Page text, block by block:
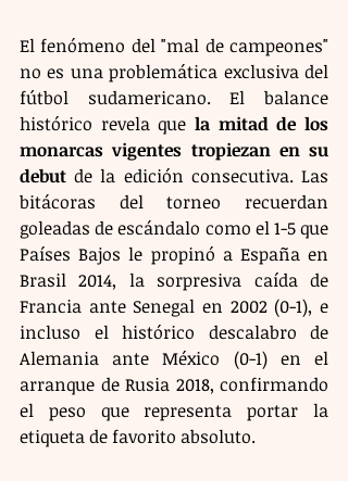
El fenómeno del "mal de campeones"
no es una problemática exclusiva del
fútbol sudamericano. El balance
histórico revela que la mitad de los
monarcas vigentes tropiezan en su
debut de la edición consecutiva. Las
bitácoras del torneo recuerdan
goleadas de escándalo como el 1-5 que
Países Bajos le propinó a España en
Brasil 2014, la sorpresiva caída de
Francia ante Senegal en 2002 (0-1), e
incluso el histórico descalabro de
Alemania ante México (0-1) en el
arranque de Rusia 2018, confirmando
el peso que representa portar la
etiqueta de favorito absoluto.